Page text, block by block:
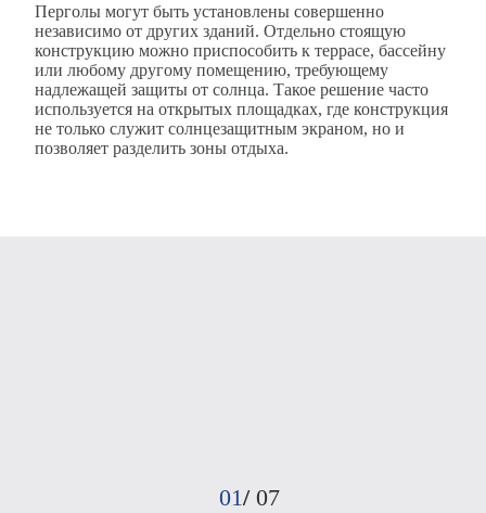
Перголы могут быть установлены совершенно
независимо от других зданий. Отдельно стоящую
конструкцию можно приспособить к террасе, бассейну
или любому другому помещению, требующему
надлежащей защиты от солнца. Такое решение часто
используется на открытых площадках, где конструкция
не только служит солнцезащитным экраном, но и
позволяет разделить зоны отдыха.
01/07